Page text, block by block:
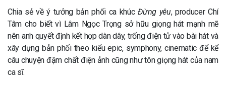
Chia sẻ về ý tưởng bản phối ca khúcĐừng yêu, producer Chí
Tâm cho biết vì Lâm Ngọc Trọng sở hữu giọng hát mạnh mẽ
nên anh quyết định kết hợp dàn dây, trống điện tử vào bài hát và
xây dựng bản phối theo kiểu epic, symphony, cinematic để kể
câu chuyện đậm chất điện ảnh cũng như tôn giọng hát của nam
ca sĩ.